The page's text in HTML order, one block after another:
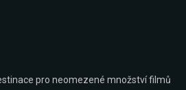
pro neomezené množství filmů